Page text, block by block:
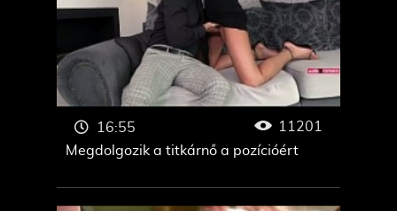
Megdolgozik a titkárnő a pozícióért
16:55 11201